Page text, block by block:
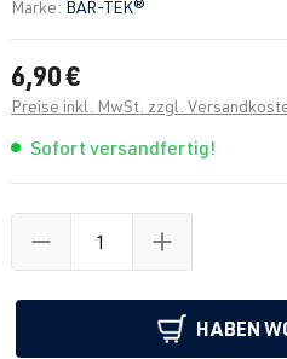
Marke: BAR-TEK®
6,90 €
Preise inkl. MwSt. zzgl.
Sofort versandfertig!
HABEN